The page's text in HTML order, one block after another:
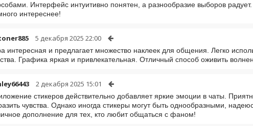
Интерфейс интуитивно понятен, а разнообразие выборов
интереснее!
5 декабря 2025 22:00
интересная и предлагает множество наклеек для общения. Легко
Графика яркая и привлекательная. Отличный способ оживить
2 декабря 2025 15:01
стикеров действительно добавляет яркие эмоции в чаты.
чувства. Однако иногда стикеры могут быть однообразными,
дополнение для тех, кто любит общаться с фаном!